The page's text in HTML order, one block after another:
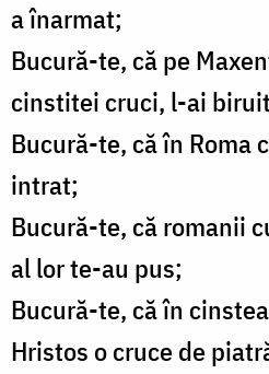
a înarmat;
Bucură-te, că pe
cinstitei cruci, l-ai
Bucură-te, că în Roma
intrat;
Bucură-te, că romanii
al lor te-au pus;
Bucură-te, că în
Hristos o cruce de